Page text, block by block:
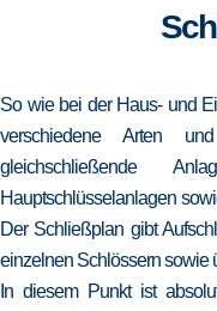
So wie bei der Haus- und
verschiedene Arten
gleichschließende
Hauptschlüsselanlagen
Der Schließplan gibt
einzelnen Schlössern sowie
In diesem Punkt ist